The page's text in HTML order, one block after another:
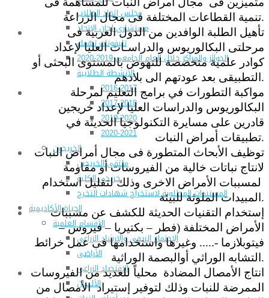
مجلس إتحاد الطلاب
مستشارى لجان الإتحاد
تليفونات تهمك
الجوائز والمراكز خلال العام الجامعى 2019-2020
الأنشطة الطلابية
2016-2017
2017-2018
2019-2020
2020-2021
الخريجون
ملتقى الخريجين
خريجى الكلية
المستندات المطلوبة لاستخراج شهادات التخرج
الحياة الأكاديمية
الأقسام العلمية
الإجتماع الريفي والإرشاد الزراعي
الأراضى
الإقتصاد الزراعى
الألـــبان
تنمية القطاعات المختلفة فى مجال الزراعة.
تأهيل الطلبة الوافدين من الدول العربية فى
مرحلتى البكالوريوس والدراسـات العليا لإعداد
كوادر علمية متخصصة للنهوض بالمستوى البحثى أو
التطبيقى بعد عودتهم الى بلادهم.
مواكبة التطورات في برامج التعليم لمرحلة
البكالوريوس والدراسات العليا لإعداد خريجين
قادرين على مسايرة التكنولوجيا الحديثة في
تطبيقات أمراض النبات.
توظيف الأبحاث المتطورة فى مجال أمراض النبات
لانتاج نباتات خالية من الفيروسات أو مقاومة
لمسببات الأمراض الاخرى وذلك لتقليل استخدام
المبيدات الملوثة للبيئة.
إستخدام التقنيات الحديثة للكشف عن مسببات
الأمراض المختلفة (فطر – بكتيريا – فيروس –
فيتوبلازما -..... وغيرها واستخدامها فى عمل خرائط
التشابه الوراثي أوالبصمة الوراثية.
انتاج الأمصال المضادة محلياً للعديد من الفيروسات
الممرضة للنبات وذلك لتوفير إستيراد الأمصال من